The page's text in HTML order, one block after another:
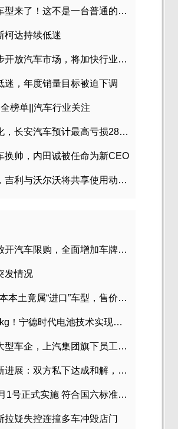
本田的首款插混车型来了！这不是一台普通的CR-V
柯达持续低迷
工信部明确进一步开放汽车市场，将加快行业兼并重组
迷，年度销量目标被迫下调
榜单||汽车行业关注
销量下滑业绩恶化，长安汽车预计最高亏损28亿元
换帅，内田诚被任命为新CEO
合并发动机业务，吉利与沃尔沃将共享使用动力总成
重磅！发改委拟放开汽车限购，全面增加车牌指标
发情况
雷克萨斯LM在日本本土竟属“进口”车型，售价2580万日元
能量密度304Wh/kg！宁德时代电池技术实现突破
首个宣布降薪的大型车企，上汽集团旗下员工降薪文件曝光
奔驰漏油事件最新进展：双方私下达成和解，工商已介入调查
“国六排放标准”7月1号正式实施 符合国六标准车型目录一览
拉疑失控连撞多车冲毁店门